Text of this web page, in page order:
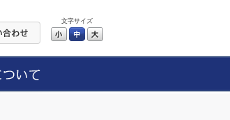
文字サイズ
小 中